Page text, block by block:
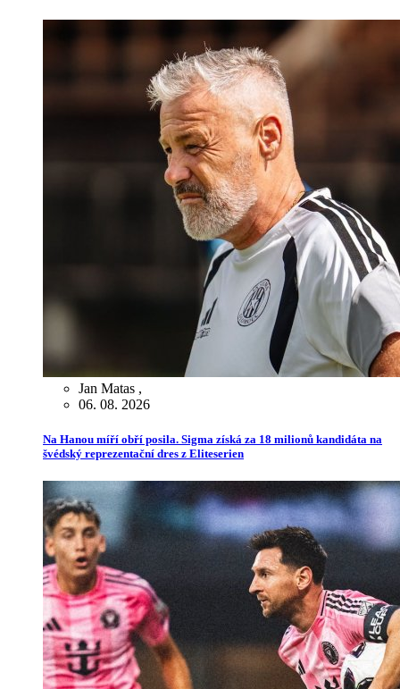
Jan Matas ,
06. 08. 2026
Na Hanou míří obří posila. Sigma získá za 18 milionů kandidáta na
švédský reprezentační dres z Eliteserien